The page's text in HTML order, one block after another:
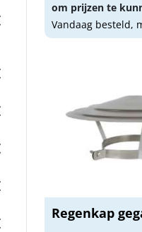
om prijzen te
Vandaag besteld,
Regenkap